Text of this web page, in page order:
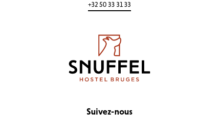
+32 50 33 31 33
Suivez-nous